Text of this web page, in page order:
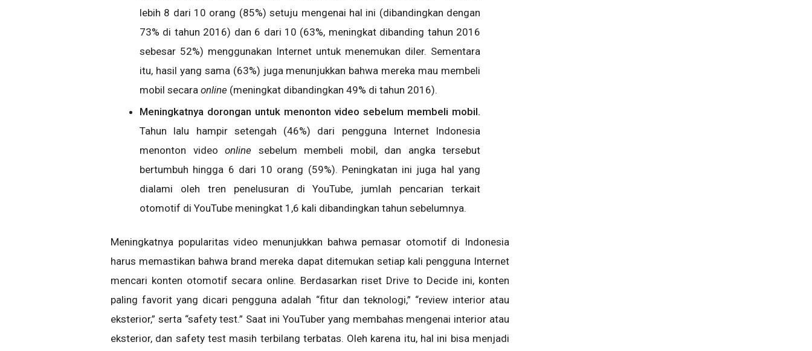
lebih 8 dari 10 orang (85%) setuju mengenai hal ini (dibandingkan dengan
73% di tahun 2016) dan 6 dari 10 (63%, meningkat dibanding tahun 2016
sebesar 52%) menggunakan Internet untuk menemukan diler. Sementara
itu, hasil yang sama (63%) juga menunjukkan bahwa mereka mau membeli
mobil secara online (meningkat dibandingkan 49% di tahun 2016).
Meningkatnya dorongan untuk menonton video sebelum membeli mobil.
Tahun lalu hampir setengah (46%) dari pengguna Internet Indonesia
menonton video online sebelum membeli mobil, dan angka tersebut
bertumbuh hingga 6 dari 10 orang (59%). Peningkatan ini juga hal yang
dialami oleh tren penelusuran di YouTube, jumlah pencarian terkait
otomotif di YouTube meningkat 1,6 kali dibandingkan tahun sebelumnya.
Meningkatnya popularitas video menunjukkan bahwa pemasar otomotif di Indonesia
harus memastikan bahwa brand mereka dapat ditemukan setiap kali pengguna Internet
mencari konten otomotif secara online. Berdasarkan riset Drive to Decide ini, konten
paling favorit yang dicari pengguna adalah “fitur dan teknologi,” “review interior atau
eksterior,” serta “safety test.” Saat ini YouTuber yang membahas mengenai interior atau
eksterior, dan safety test masih terbilang terbatas. Oleh karena itu, hal ini bisa menjadi